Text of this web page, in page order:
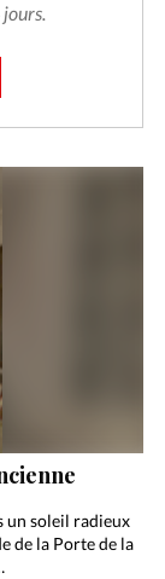
un soleil radieux
de la Porte de la